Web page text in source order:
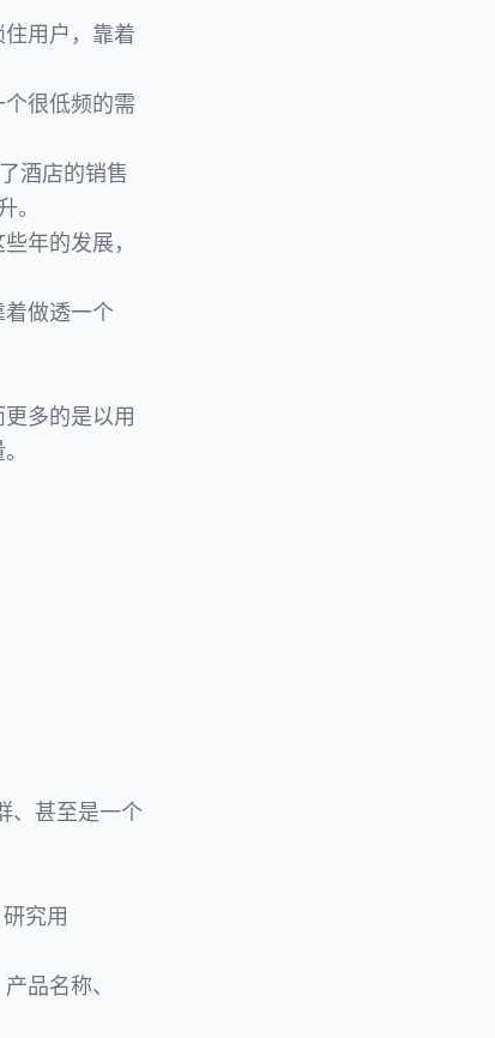
用户，靠着
很低频的需
酒店的销售
。
年的发展，
做透一个
多的是以用
、甚至是一个
究用
品名称、